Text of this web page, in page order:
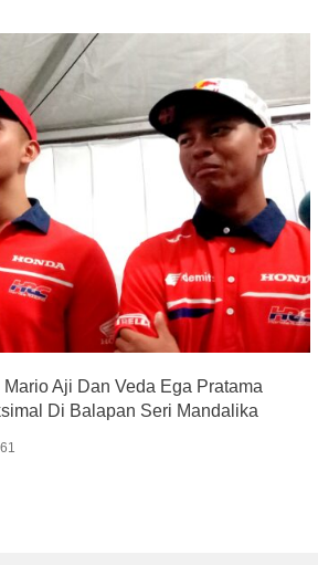
Aji Dan Veda Ega Pratama
Di Balapan Seri Mandalika
61